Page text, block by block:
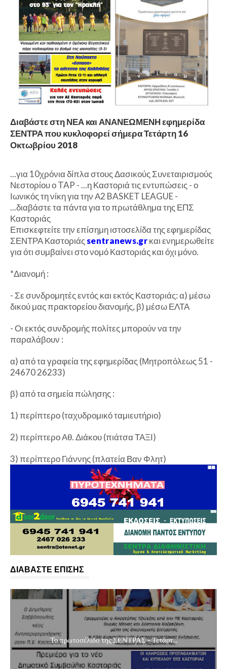
Διαβάστε στη ΝΕΑ και ΑΝΑΝΕΩΜΕΝΗ εφημερίδα
ΣΕΝΤΡΑ που κυκλοφορεί σήμερα Τετάρτη 16
Οκτωβρίου 2018
...για 10χρόνια δίπλα στους Δασικούς Συνεταιρισμούς
Νεστορίου ο TAP - ...η Καστοριά τις εντυπώσεις - ο
Ιωνικός τη νίκη για την Α2 BASKET LEAGUE -
...διαβάστε τα πάντα για το πρωτάθλημα της ΕΠΣ
Καστοριάς
Επισκεφτείτε την επίσημη ιστοσελίδα της εφημερίδας
ΣΕΝΤΡΑ Καστοριάςsentranews.grκαι ενημερωθείτε
για ότι συμβαίνει στο νομό Καστοριάς και όχι μόνο.
*Διανομή :
- Σε συνδρομητές εντός και εκτός Καστοριάς: α) μέσω
δικού μας πρακτορείου διανομής, β) μέσω ΕΛΤΑ
- Οι εκτός συνδρομής πολίτες μπορούν να την
παραλάβουν :
α) από τα γραφεία της εφημερίδας (Μητροπόλεως 51 -
24670 26233)
β) από τα σημεία πώλησης :
1) περίπτερο (ταχυδρομικό ταμιευτήριο)
2) περίπτερο Αθ. Διάκου (πιάτσα ΤΑΞΙ)
3) περίπτερο Γιάννης (πλατεία Βαν Φλητ)
ΔΙΑΒΑΣΤΕ ΕΠΙΣΗΣ
Το πρωτοσέλιδο της ΣΕΝΤΡΑΣ - Τετάρτ...